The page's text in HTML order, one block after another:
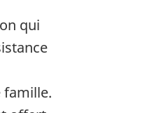
qui
famille.